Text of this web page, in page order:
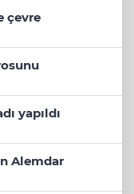
çevre
yapıldı
Alemdar